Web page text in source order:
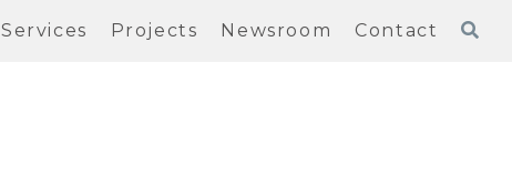
Services Projects Newsroom Contact